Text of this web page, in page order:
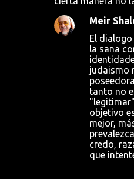
Meir
El
la sana
judaismo
tanto no
objetivo
mejor,
credo,
que